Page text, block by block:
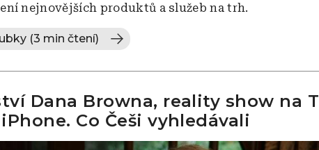
nejnovějších produktů a služeb na trh.
(3 min čtení)
Dana Browna, reality show na
Co Češi vyhledávali